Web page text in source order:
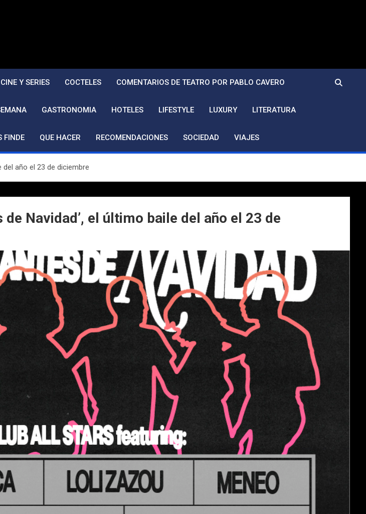
CINE Y SERIES COCTELES COMENTARIOS DE TEATRO POR PABLO CAVERO
GASTRONOMIA HOTELES LIFESTYLE LUXURY LITERATURA
FINDE QUE HACER RECOMENDACIONES SOCIEDAD VIAJES
del año el 23 de diciembre
Navidad’, el último baile del año el 23 de